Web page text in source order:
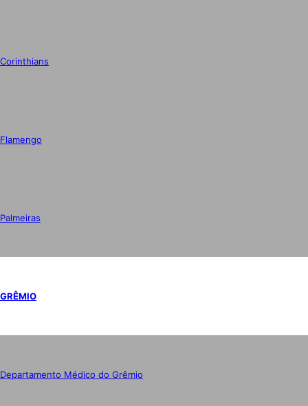
Corinthians
Flamengo
Palmeiras
GRÊMIO
Departamento Médico do Grêmio